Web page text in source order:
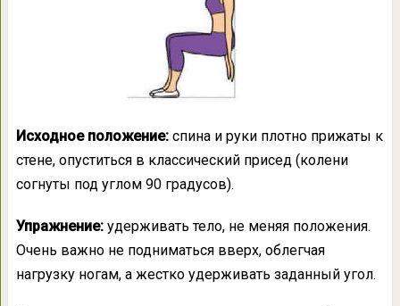
Исходное положение:спина и руки плотно прижаты к
стене, опуститься в классический присед (колени
согнуты под углом 90 градусов).
Упражнение:удерживать тело, не меняя положения.
Очень важно не подниматься вверх, облегчая
нагрузку ногам, а жестко удерживать заданный угол.